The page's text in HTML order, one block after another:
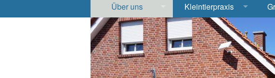
Über uns
Praxis
Apotheke
Labor
Kleintierpraxis
Hund, Katze
Heimtiere
Röntgen Ultraschall